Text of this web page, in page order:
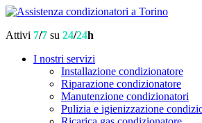
Attivi 7/7 su 24/24h
I nostri servizi
Installazione condizionatore
Riparazione condizionatore
Manutenzione condizionatori
Pulizia e igienizzazione